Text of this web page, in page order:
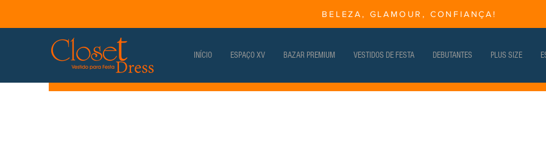
BELEZA, GLAMOUR, CONFIANÇA!
INÍCIO ESPAÇO XV BAZAR PREMIUM VESTIDOS DE FESTA DEBUTANTES PLUS SIZE